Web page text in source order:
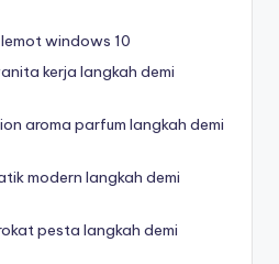
windows 10
kerja langkah demi
aroma parfum langkah demi
modern langkah demi
pesta langkah demi